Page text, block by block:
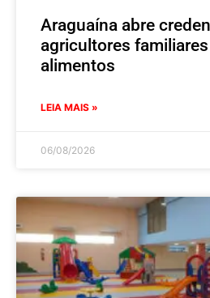
Araguaína abre
agricultores
alimentos
LEIA MAIS »
06/08/2026